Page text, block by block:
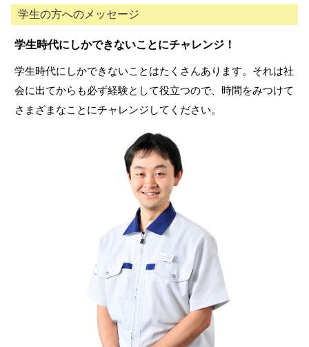
学生の方へのメッセージ
学生時代にしかできないことにチャレンジ！
学生時代にしかできないことはたくさんあります。それは社
会に出てからも必ず経験として役立つので、時間をみつけて
さまざまなことにチャレンジしてください。